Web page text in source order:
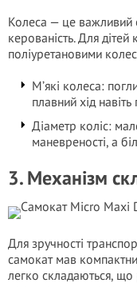
Колеса — це важливий
керованість. Для
поліуретановими
М’які колеса:
плавний хід
Діаметр коліс:
маневреності, а
3. Механізм
Для зручності
самокат мав
легко складаються, що